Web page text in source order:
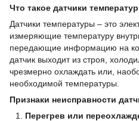
Что такое датчики
Датчики температуры – это
измеряющие температуру
передающие информацию на
датчик выходит из строя,
чрезмерно охлаждать или,
необходимой температуры.
Признаки неисправности
Перегрев или